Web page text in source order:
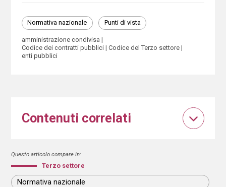
Normativa nazionale Punti di vista
amministrazione condivisa
Codice dei contratti pubblici
Codice del Terzo settore
enti pubblici
Contenuti correlati
Questo articolo compare in:
Terzo settore
Normativa nazionale